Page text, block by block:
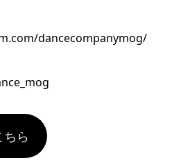
dancecompanymog/
ら